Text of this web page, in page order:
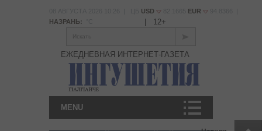
USD EUR
НАЗРАНЬ:
12+
Искать
ЕЖЕДНЕВНАЯ ИНТЕРНЕТ-ГАЗЕТА
MENU